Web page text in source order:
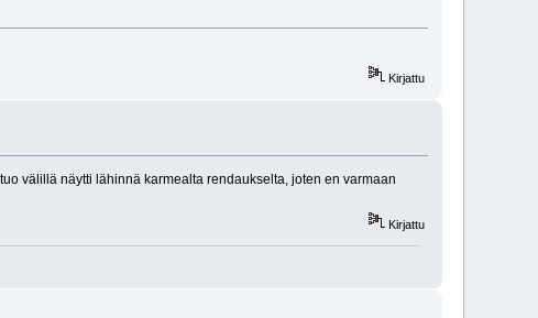
Kirjattu
välillä näytti lähinnä karmealta rendaukselta, joten en varmaan
Kirjattu